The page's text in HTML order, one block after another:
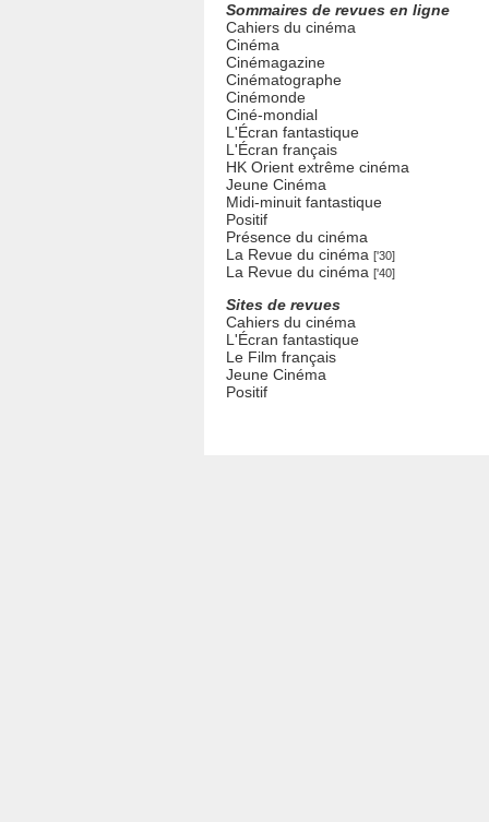
Sommaires de revues en ligne
Cahiers du cinéma
Cinéma
Cinémagazine
Cinématographe
Cinémonde
Ciné-mondial
L'Écran fantastique
L'Écran français
HK Orient extrême cinéma
Jeune Cinéma
Midi-minuit fantastique
Positif
Présence du cinéma
La Revue du cinéma ['30]
La Revue du cinéma ['40]
Sites de revues
Cahiers du cinéma
L'Écran fantastique
Le Film français
Jeune Cinéma
Positif